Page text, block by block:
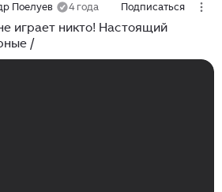
Поелуев 4 года Подписаться
играет никто! Настоящий
/